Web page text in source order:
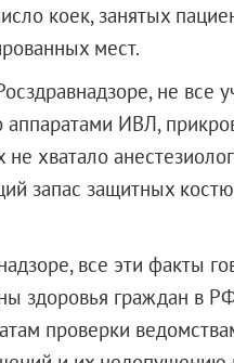
коек, занятых
мест.
не все
ИВЛ,
хватало
запас защитных
все эти факты
здоровья граждан в
проверки